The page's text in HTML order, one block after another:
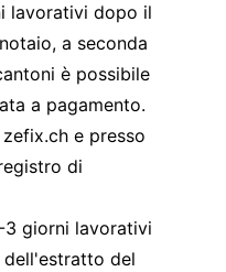
lavorativi dopo il
a seconda
è possibile
a pagamento.
zefix.ch e presso
di
3 giorni lavorativi
del